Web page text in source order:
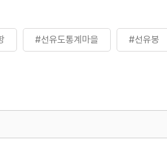
#선유도통계마을 #선유봉